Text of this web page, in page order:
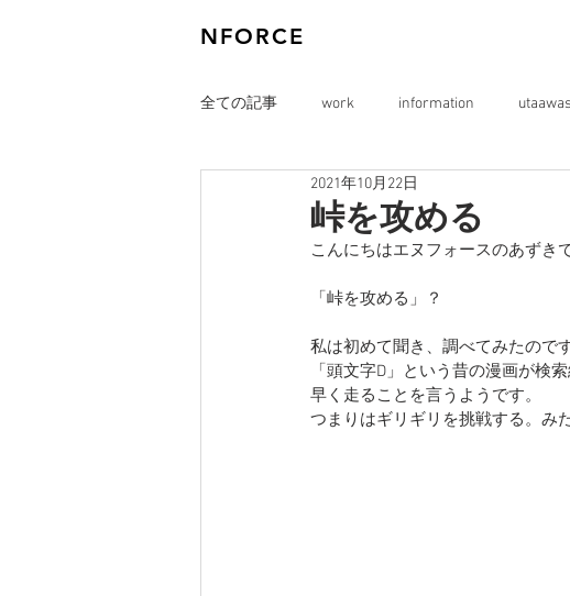
NFORCE
全ての記事 work information
峠を攻める
2021年10月22日
こんにちはエヌフォースのあずきで
「峠を攻める」？
私は初めて聞き、調べてみたのです
「頭文字D」という昔の漫画が検
早く走ることを言うようです。
つまりはギリギリを挑戦する。み